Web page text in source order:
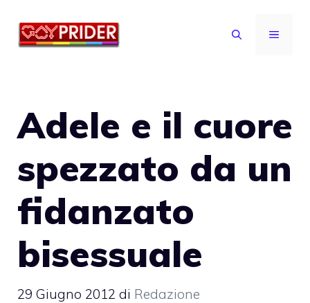
MENU
Adele e il cuore
spezzato da un
fidanzato
bisessuale
29 Giugno 2012 di Redazione